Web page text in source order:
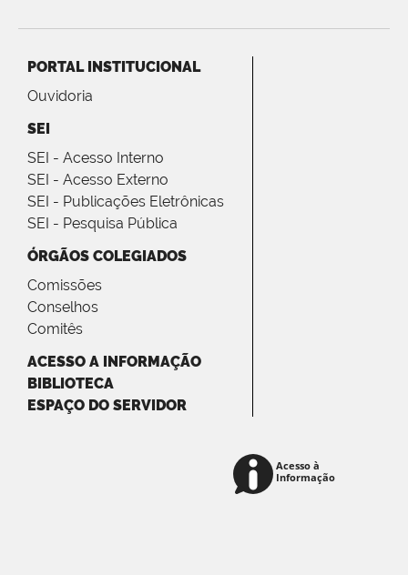
PORTAL INSTITUCIONAL
Ouvidoria
SEI
SEI - Acesso Interno
SEI - Acesso Externo
SEI - Publicações Eletrônicas
SEI - Pesquisa Pública
ÓRGÃOS COLEGIADOS
Comissões
Conselhos
Comitês
ACESSO A INFORMAÇÃO
BIBLIOTECA
ESPAÇO DO SERVIDOR